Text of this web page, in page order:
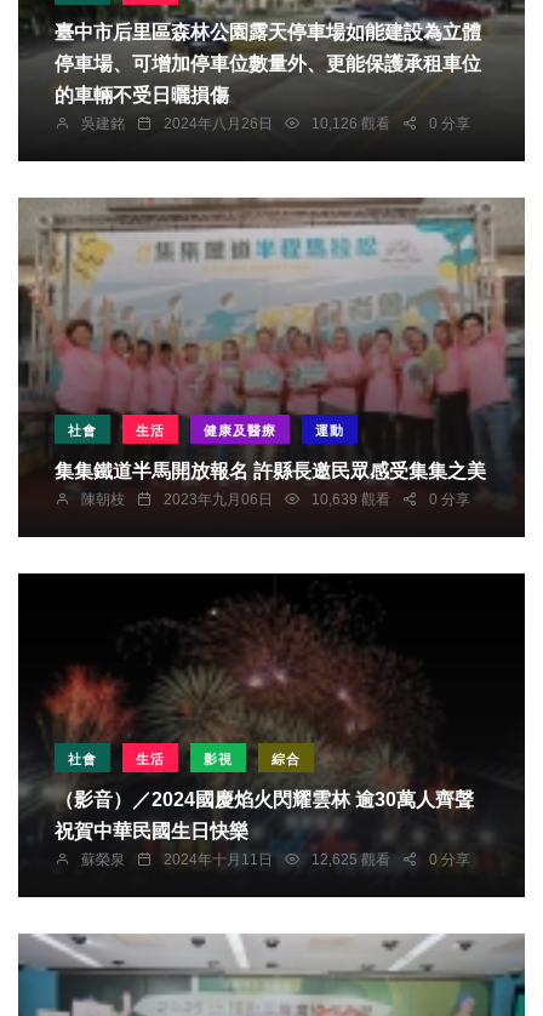
臺中市后里區森林公園露天停車場如能建設為立體
停車場、可增加停車位數量外、更能保護承租車位
的車輛不受日曬損傷
吳建銘 2024年八月26日 10,126 觀看 0 分享
社會 生活 健康及醫療 運動
集集鐵道半馬開放報名 許縣長邀民眾感受集集之美
陳朝枝 2023年九月06日 10,639 觀看 0 分享
社會 生活 影視 綜合
（影音）／2024國慶焰火閃耀雲林 逾30萬人齊聲
祝賀中華民國生日快樂
蘇榮泉 2024年十月11日 12,625 觀看 0 分享